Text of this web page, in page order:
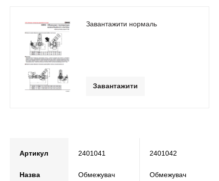
Завантажити нормаль
Завантажити
Артикул 2401041 2401042
Назва
Обмежувач
Обмежувач